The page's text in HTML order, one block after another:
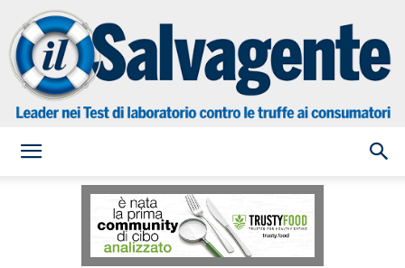
Salvagente